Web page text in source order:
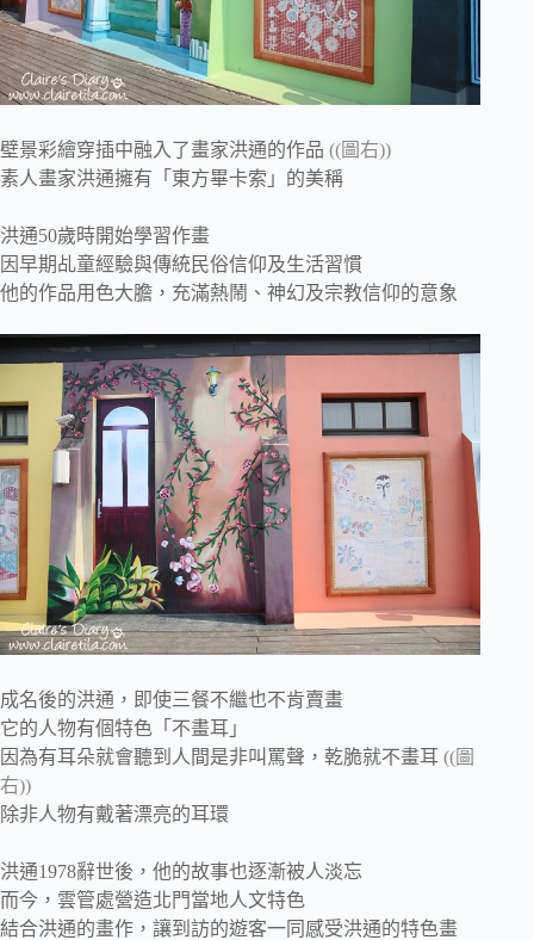
壁景彩繪穿插中融入了畫家洪通的作品 ((圖右))
素人畫家洪通擁有「東方畢卡索」的美稱
洪通50歲時開始學習作畫
因早期乩童經驗與傳統民俗信仰及生活習慣
他的作品用色大膽，充滿熱鬧、神幻及宗教信仰的意象
成名後的洪通，即使三餐不繼也不肯賣畫
它的人物有個特色「不畫耳」
因為有耳朵就會聽到人間是非叫罵聲，乾脆就不畫耳 ((圖
右))
除非人物有戴著漂亮的耳環
洪通1978辭世後，他的故事也逐漸被人淡忘
而今，雲管處營造北門當地人文特色
結合洪通的畫作，讓到訪的遊客一同感受洪通的特色畫